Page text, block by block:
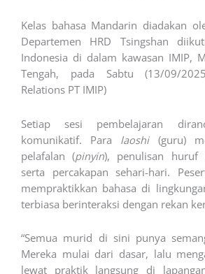
Kelas bahasa Mandarin diadakan
Departemen HRD Tsingshan
Indonesia di dalam kawasan IMIP,
Tengah, pada Sabtu (13/09/
Relations PT IMIP)
Setiap sesi pembelajaran
komunikatif. Para laoshi(guru)
pelafalan (pinyin), penulisan huruf
serta percakapan sehari-hari.
mempraktikkan bahasa di
terbiasa berinteraksi dengan rekan
“Semua murid di sini punya
Mereka mulai dari dasar, lalu
lewat praktik langsung di